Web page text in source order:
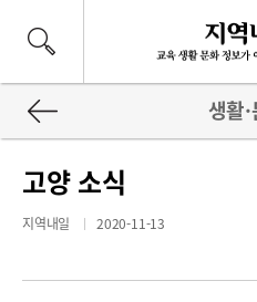
생활
고양 소식
지역내일 2020-11-13